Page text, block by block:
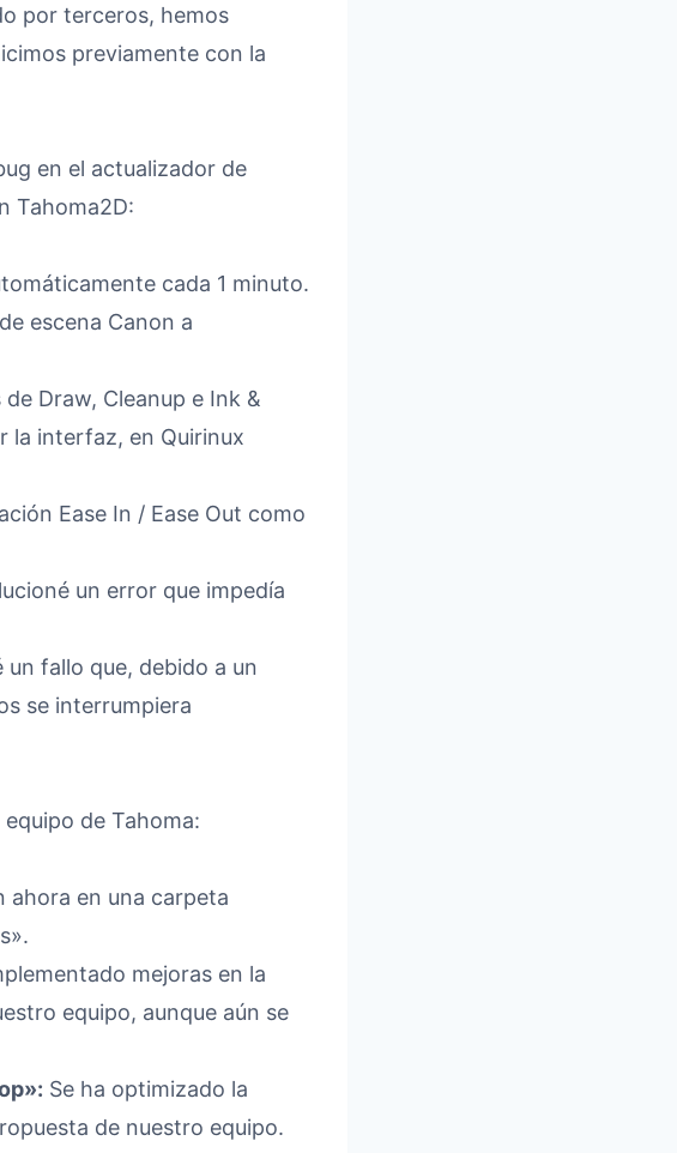
por terceros, hemos
previamente con la
en el actualizador de
Tahoma2D:
cada 1 minuto.
escena Canon a
Draw, Cleanup e Ink &
la interfaz, en Quirinux
Ease In / Ease Out como
un error que impedía
un fallo que, debido a un
se interrumpiera
de Tahoma:
ahora en una carpeta
mejoras en la
equipo, aunque aún se
Se ha optimizado la
de nuestro equipo.